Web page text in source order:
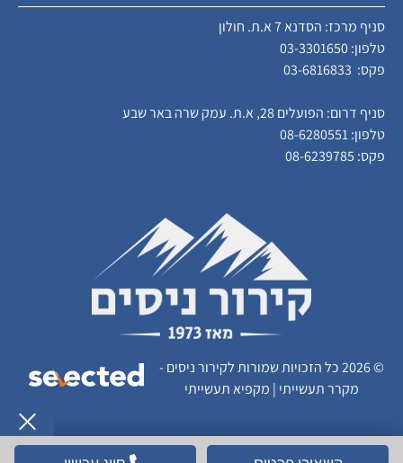
סניף מרכז: הסדנא 7 א.ת. חולון
טלפון:03-3301650
פקס: 03-6816833
סניף דרום: הפועלים 28, א.ת. עמק שרה באר שבע
טלפון:08-6280551
פקס: 08-6239785
© 2026 כל הזכויות שמורות לקירור ניסים -
מקרר תעשייתי | מקפיא תעשייתי